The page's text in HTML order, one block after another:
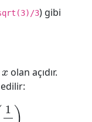
3) gibi
olan açıdır.
x